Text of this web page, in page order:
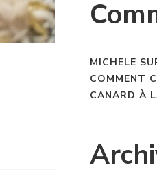
MICHELE
COMMENT
CANARD À